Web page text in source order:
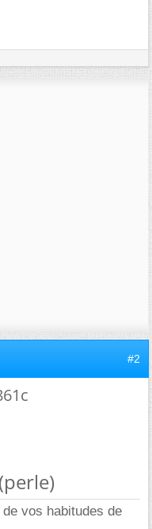
#2
vos habitudes de